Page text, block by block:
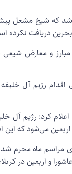
شد که شیخ مشعل
بحرین دریافت نکرده
و معارض شیعی
در بیانیه‌ای اقدام
بیانیه‌ای اعلام کرد:
می‌شود که این
مراسم ماه
و اربعین در